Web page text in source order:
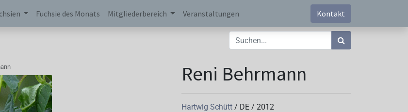
Fuchsie des Monats Mitgliederbereich Veranstaltungen Kontakt
Reni Behrmann
Hartwig Schütt / DE / 2012